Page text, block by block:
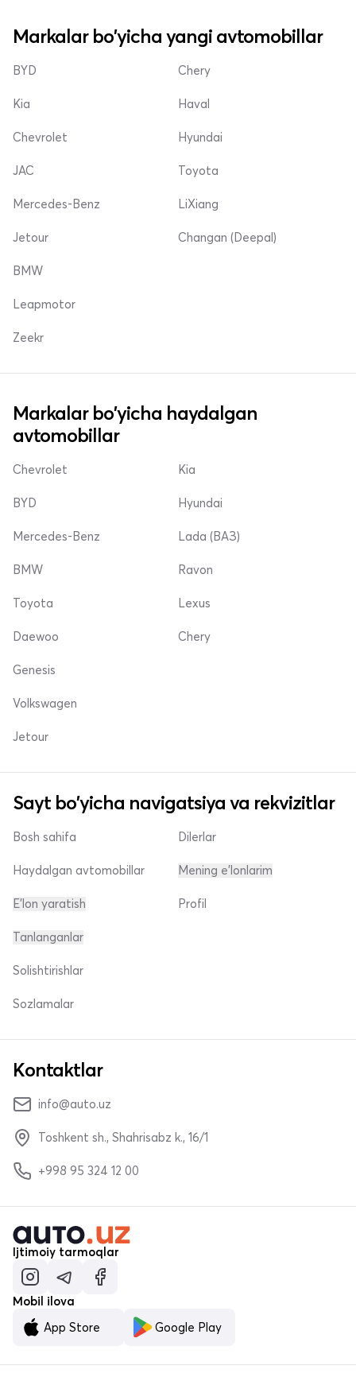
Markalar bo'yicha yangi avtomobillar
BYD
Kia
Chevrolet
Chery
Haval
Hyundai
JAC
Mercedes-Benz
Jetour
Toyota
LiXiang
Changan (Deepal)
BMW
Leapmotor
Zeekr
Markalar bo'yicha haydalgan
avtomobillar
Chevrolet
BYD
Mercedes-Benz
Kia
Hyundai
Lada (ВАЗ)
BMW
Toyota
Daewoo
Ravon
Lexus
Chery
Genesis
Volkswagen
Jetour
Sayt bo'yicha navigatsiya va rekvizitlar
Bosh sahifa
Haydalgan avtomobillar
E'lon yaratish
Dilerlar
Mening e'lonlarim
Profil
Tanlanganlar
Solishtirishlar
Sozlamalar
Kontaktlar
info@auto.uz
Toshkent sh., Shahrisabz k., 16/1
+998 95 324 12 00
Ijtimoiy tarmoqlar
Mobil ilova
App Store
Google Play